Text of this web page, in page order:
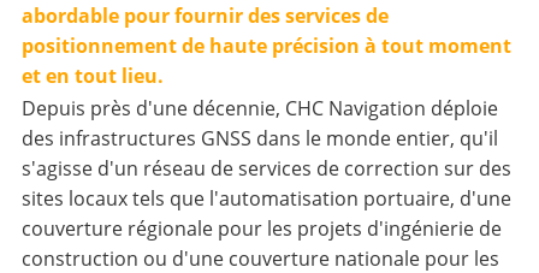
abordable pour fournir des services de
positionnement de haute précision à tout moment
et en tout lieu.
Depuis près d'une décennie, CHC Navigation déploie
des infrastructures GNSS dans le monde entier, qu'il
s'agisse d'un réseau de services de correction sur des
sites locaux tels que l'automatisation portuaire, d'une
couverture régionale pour les projets d'ingénierie de
construction ou d'une couverture nationale pour les